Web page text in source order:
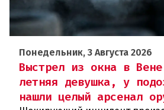
Понедельник, 3 Августа 2026
Выстрел из окна в
летняя девушка, у
нашли целый арсенал